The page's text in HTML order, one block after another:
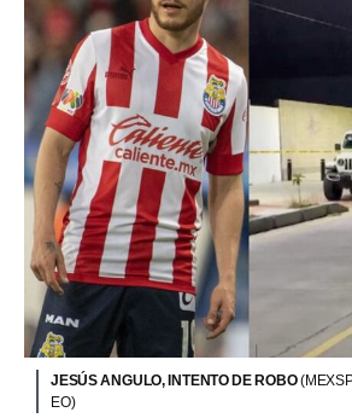
JESÚS ANGULO, INTENTO DE ROBO
EO)